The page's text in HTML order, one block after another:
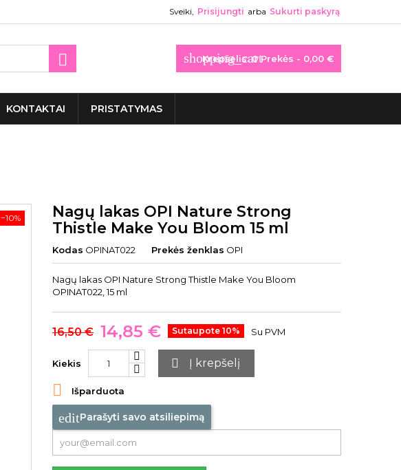
Sveiki, Prisijungti arba Sukurti paskyrą
shopping_cart
Krepšelis: 0Prekės - 0,00 €

KONTAKTAI PRISTATYMAS
−10%
Nagų lakas OPI Nature Strong
Thistle Make You Bloom 15 ml
Kodas OPINAT022 Prekės ženklas OPI
Nagų lakas OPI Nature Strong Thistle Make You Bloom
OPINAT022, 15 ml
16,50 € 14,85 € Sutaupote 10% Su PVM
Kiekis  Į krepšelį
 Išparduota
editParašyti savo atsiliepimą